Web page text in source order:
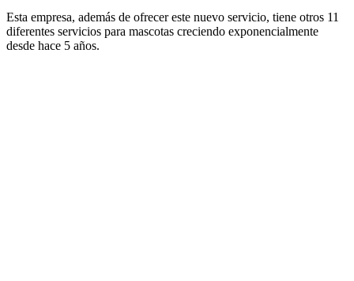
Esta empresa, además de ofrecer este nuevo servicio, tiene otros 11
diferentes servicios para mascotas creciendo exponencialmente
desde hace 5 años.